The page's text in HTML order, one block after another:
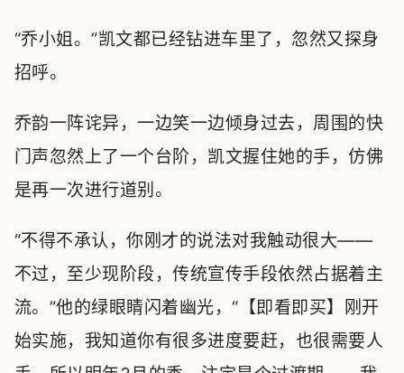
“乔小姐。”凯文都已经钻进车里了，忽然又探身
招呼。
乔韵一阵诧异，一边笑一边倾身过去，周围的快
门声忽然上了一个台阶，凯文握住她的手，仿佛
是再一次进行道别。
“不得不承认，你刚才的说法对我触动很大——
不过，至少现阶段，传统宣传手段依然占据着主
流。”他的绿眼睛闪着幽光，“【即看即买】刚开
始实施，我知道你有很多进度要赶，也很需要人